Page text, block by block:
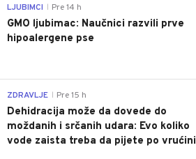
LJUBIMCI Pre 14 h
GMO ljubimac: Naučnici razvili prve
hipoalergene pse
ZDRAVLJE Pre 15 h
Dehidracija može da dovede do
moždanih i srčanih udara: Evo koliko
vode zaista treba da pijete po vrućini